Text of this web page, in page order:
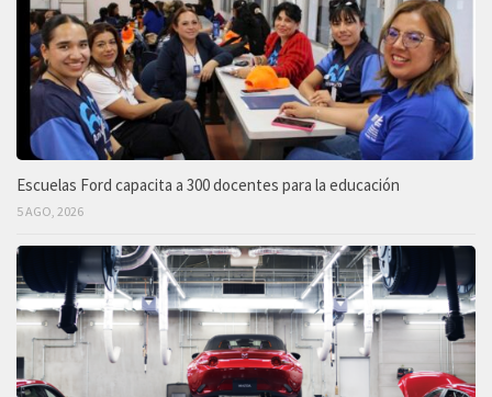
Escuelas Ford capacita a 300 docentes para la educación
5 AGO, 2026